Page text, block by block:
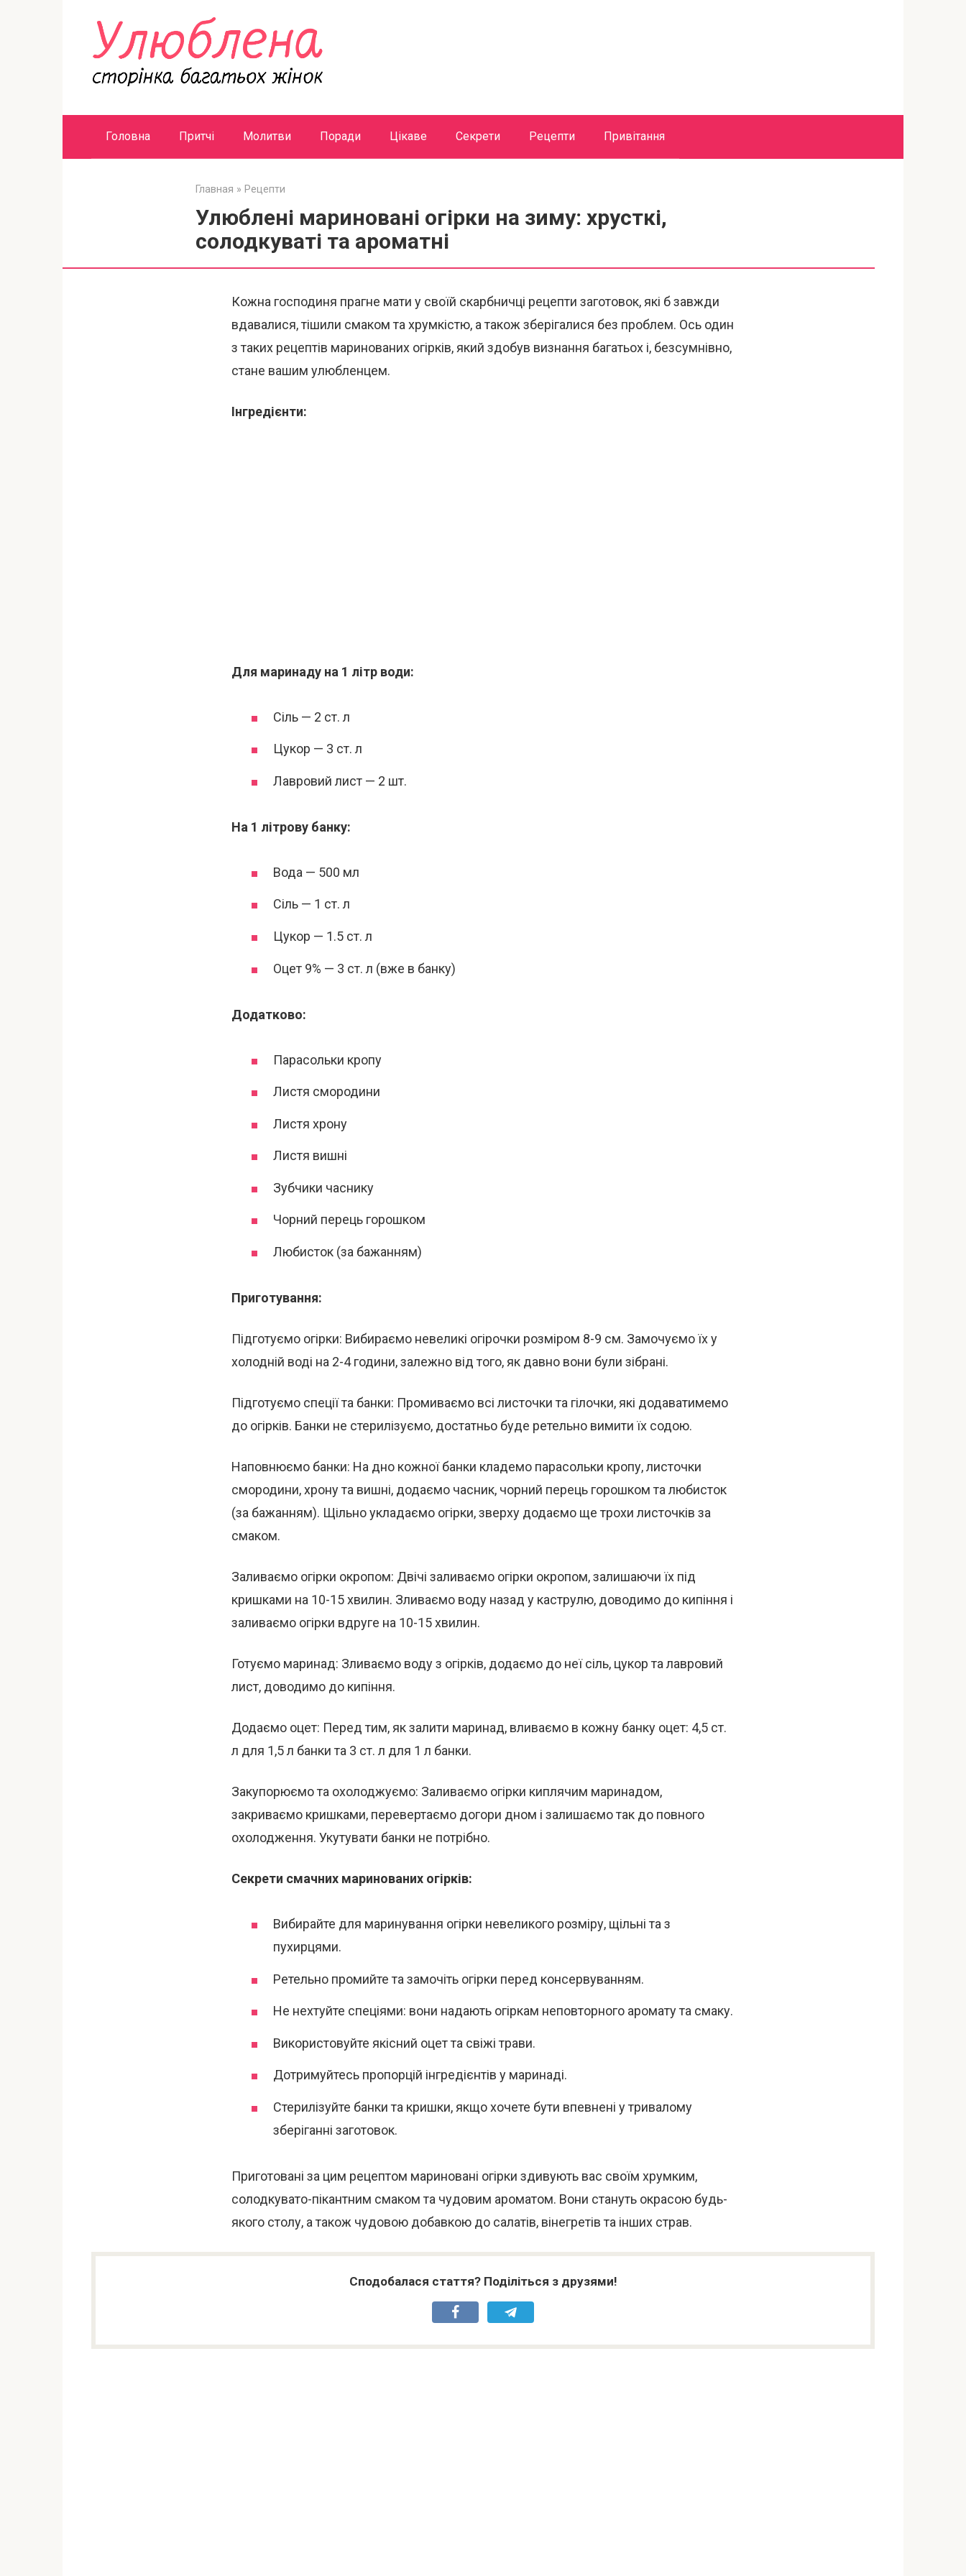
Головна Притчі Молитви Поради Цікаве Секрети Рецепти Привітання
Главная » Рецепти
Улюблені мариновані огірки на зиму: хрусткі,
солодкуваті та ароматні
Кожна господиня прагне мати у своїй скарбничці рецепти заготовок, які б завжди
вдавалися, тішили смаком та хрумкістю, а також зберігалися без проблем. Ось один
з таких рецептів маринованих огірків, який здобув визнання багатьох і, безсумнівно,
стане вашим улюбленцем.
Інгредієнти:
Для маринаду на 1 літр води:
Сіль — 2 ст. л
Цукор — 3 ст. л
Лавровий лист — 2 шт.
На 1 літрову банку:
Вода — 500 мл
Сіль — 1 ст. л
Цукор — 1.5 ст. л
Оцет 9% — 3 ст. л (вже в банку)
Додатково:
Парасольки кропу
Листя смородини
Листя хрону
Листя вишні
Зубчики часнику
Чорний перець горошком
Любисток (за бажанням)
Приготування:
Підготуємо огірки: Вибираємо невеликі огірочки розміром 8-9 см. Замочуємо їх у
холодній воді на 2-4 години, залежно від того, як давно вони були зібрані.
Підготуємо спеції та банки: Промиваємо всі листочки та гілочки, які додаватимемо
до огірків. Банки не стерилізуємо, достатньо буде ретельно вимити їх содою.
Наповнюємо банки: На дно кожної банки кладемо парасольки кропу, листочки
смородини, хрону та вишні, додаємо часник, чорний перець горошком та любисток
(за бажанням). Щільно укладаємо огірки, зверху додаємо ще трохи листочків за
смаком.
Заливаємо огірки окропом: Двічі заливаємо огірки окропом, залишаючи їх під
кришками на 10-15 хвилин. Зливаємо воду назад у каструлю, доводимо до кипіння і
заливаємо огірки вдруге на 10-15 хвилин.
Готуємо маринад: Зливаємо воду з огірків, додаємо до неї сіль, цукор та лавровий
лист, доводимо до кипіння.
Додаємо оцет: Перед тим, як залити маринад, вливаємо в кожну банку оцет: 4,5 ст.
л для 1,5 л банки та 3 ст. л для 1 л банки.
Закупорюємо та охолоджуємо: Заливаємо огірки киплячим маринадом,
закриваємо кришками, перевертаємо догори дном і залишаємо так до повного
охолодження. Укутувати банки не потрібно.
Секрети смачних маринованих огірків:
Вибирайте для маринування огірки невеликого розміру, щільні та з
пухирцями.
Ретельно промийте та замочіть огірки перед консервуванням.
Не нехтуйте спеціями: вони надають огіркам неповторного аромату та смаку.
Використовуйте якісний оцет та свіжі трави.
Дотримуйтесь пропорцій інгредієнтів у маринаді.
Стерилізуйте банки та кришки, якщо хочете бути впевнені у тривалому
зберіганні заготовок.
Приготовані за цим рецептом мариновані огірки здивують вас своїм хрумким,
солодкувато-пікантним смаком та чудовим ароматом. Вони стануть окрасою будь-
якого столу, а також чудовою добавкою до салатів, вінегретів та інших страв.
Сподобалася стаття? Поділіться з друзями!